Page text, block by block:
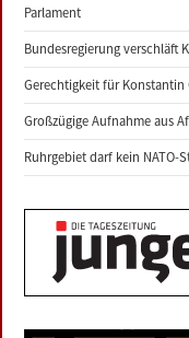
Parlament
Bundesregierung verschläft
Gerechtigkeit für Konstantin
Großzügige Aufnahme aus
Ruhrgebiet darf kein NATO-